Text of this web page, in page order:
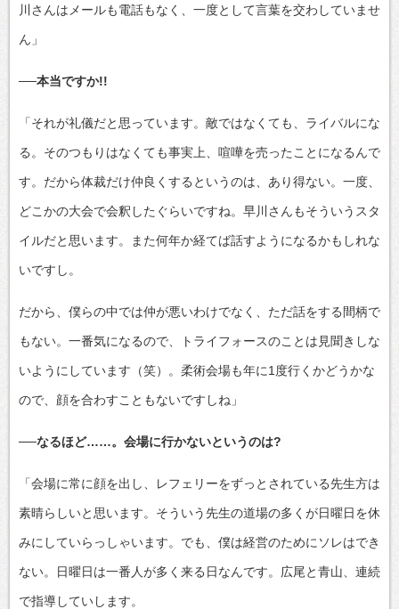
川さんはメールも電話もなく、一度として言葉を交わしていませ
ん」
──本当ですか!!
「それが礼儀だと思っています。敵ではなくても、ライバルにな
る。そのつもりはなくても事実上、喧嘩を売ったことになるんで
す。だから体裁だけ仲良くするというのは、あり得ない。一度、
どこかの大会で会釈したぐらいですね。早川さんもそういうスタ
イルだと思います。また何年か経てば話すようになるかもしれな
いですし。
だから、僕らの中では仲が悪いわけでなく、ただ話をする間柄で
もない。一番気になるので、トライフォースのことは見聞きしな
いようにしています（笑）。柔術会場も年に1度行くかどうかな
ので、顔を合わすこともないですしね」
──なるほど……。会場に行かないというのは?
「会場に常に顔を出し、レフェリーをずっとされている先生方は
素晴らしいと思います。そういう先生の道場の多くが日曜日を休
みにしていらっしゃいます。でも、僕は経営のためにソレはでき
ない。日曜日は一番人が多く来る日なんです。広尾と青山、連続
で指導していします。